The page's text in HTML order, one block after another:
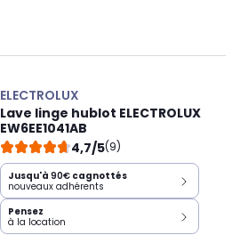
ELECTROLUX
Lave linge hublot ELECTROLUX
EW6EE1041AB
4,7/5(9)
Jusqu'à 90€ cagnottés
nouveaux adhérents
Pensez
à la location